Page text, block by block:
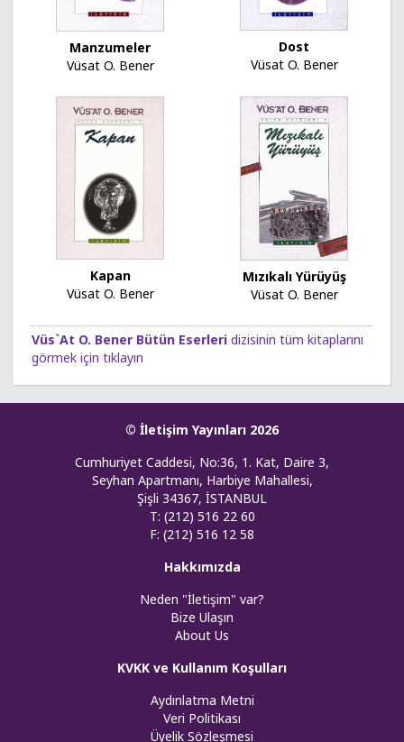
Manzumeler
Vüsat O. Bener
Dost
Vüsat O. Bener
Kapan
Vüsat O. Bener
Mızıkalı Yürüyüş
Vüsat O. Bener
Vüs`At O. Bener Bütün Eserleri dizisinin tüm kitaplarını
görmek için tıklayın
© İletişim Yayınları 2026
Cumhuriyet Caddesi, No:36, 1. Kat, Daire 3,
Seyhan Apartmanı, Harbiye Mahallesi,
Şişli 34367, İSTANBUL
T: (212) 516 22 60
F: (212) 516 12 58
Hakkımızda
Neden "İletişim" var?
Bize Ulaşın
About Us
KVKK ve Kullanım Koşulları
Aydınlatma Metni
Veri Politikası
Üyelik Sözleşmesi